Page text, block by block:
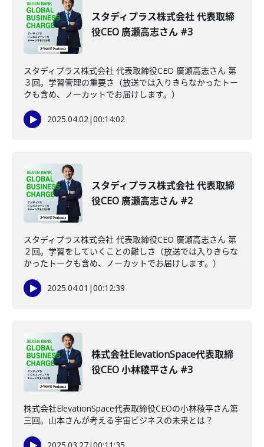
スタディプラス株式会社 代表取締
役CEO 廣瀬高志さん #3
スタディプラス株式会社 代表取締役CEO 廣瀬高志さん 第
３回。学習管理の重要さ（放送では入りきらなかったトー
クも含め、ノーカットでお届けします。）
2025.04.02|00:14:02
スタディプラス株式会社 代表取締
役CEO 廣瀬高志さん #2
スタディプラス株式会社 代表取締役CEO 廣瀬高志さん 第
２回。学習をしていくことの難しさ（放送では入りきらな
かったトークも含め、ノーカットでお届けします。）
2025.04.01 |00:12:39
株式会社ElevationSpace代表取締
役CEO 小林稜平さん #3
株式会社ElevationSpace代表取締役CEOの小林稜平さん第
三回。山本さんが考える宇宙ビジネスの未来とは？